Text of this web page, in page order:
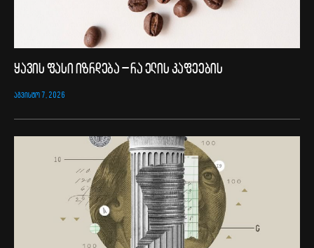
ყავის ფასი იზრდება – რა ელის კაფეების
ᲐᲒᲕᲘᲡᲢᲝ 7, 2026